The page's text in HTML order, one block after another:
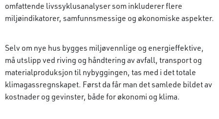
omfattende livssyklusanalyser som inkluderer flere
miljøindikatorer, samfunnsmessige og økonomiske aspekter.
Selv om nye hus bygges miljøvennlige og energieffektive,
må utslipp ved riving og håndtering av avfall, transport og
materialproduksjon til nybyggingen, tas med i det totale
klimagassregnskapet. Først da får man det samlede bildet av
kostnader og gevinster, både for økonomi og klima.